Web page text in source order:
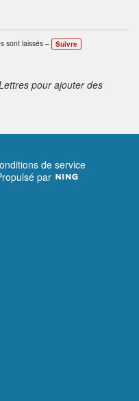
sont laissés – Suivre
pour ajouter des
de service
par